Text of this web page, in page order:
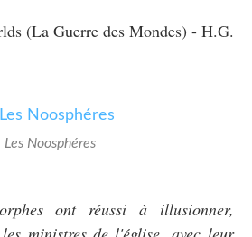
(La Guerre des Mondes) - H.G.
Les Noosphéres
ont réussi à illusionner,